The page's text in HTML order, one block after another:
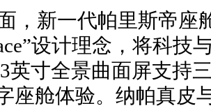
，新一代帕里斯帝座
设计理念，将科技
英寸全景曲面屏支持
座舱体验。纳帕真皮